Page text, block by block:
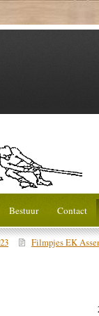
Bestuur
Contact
Filmpjes EK